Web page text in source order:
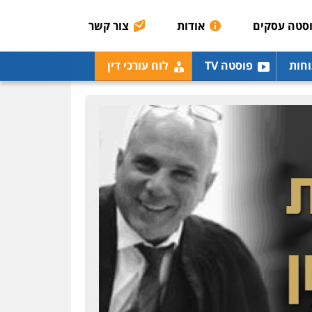
עסקים אודות צור קשר
פוסטה TV לוח עורכי דין
0507120031
עו"ד אייל אביטל
פלילי פשיעה חמורה
מעצרים וחקירות
0544712201
עו"ד בועז קניג
פלילי משפחה כלכלי
0507003001
ויקי שמואל – משרד עו"ד
משפט פלילי
0528959600